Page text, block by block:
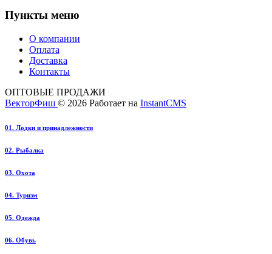
Пункты меню
О компании
Оплата
Доставка
Контакты
ОПТОВЫЕ ПРОДАЖИ
ВекторФиш © 2026 Работает на InstantCMS
01. Лодки и принадлежности
02. Рыбалка
03. Охота
04. Туризм
05. Одежда
06. Обувь